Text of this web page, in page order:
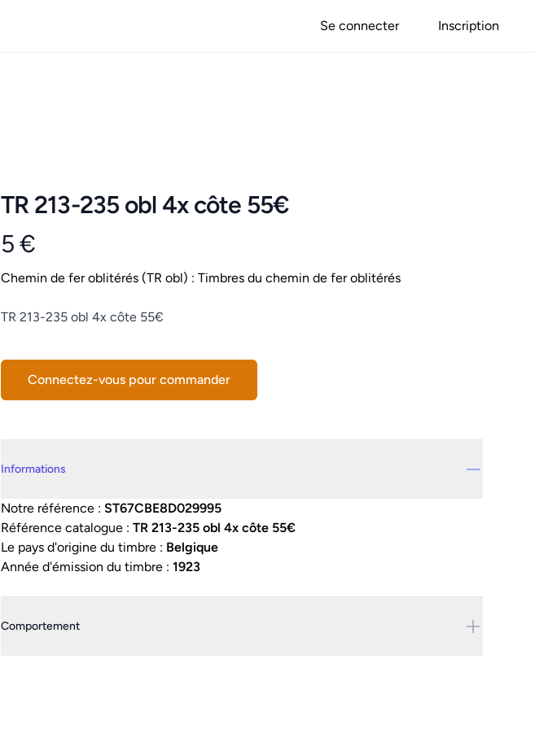
Se connecter Inscription
TR 213-235 obl 4x côte 55€
Product information
5 €
Conditions
Chemin de fer oblitérés (TR obl) : Timbres du chemin de fer oblitérés
Description
TR 213-235 obl 4x côte 55€
Connectez-vous pour commander
Informations
Notre référence : ST67CBE8D029995
Référence catalogue : TR 213-235 obl 4x côte 55€
Le pays d'origine du timbre : Belgique
Année d'émission du timbre : 1923
Comportement